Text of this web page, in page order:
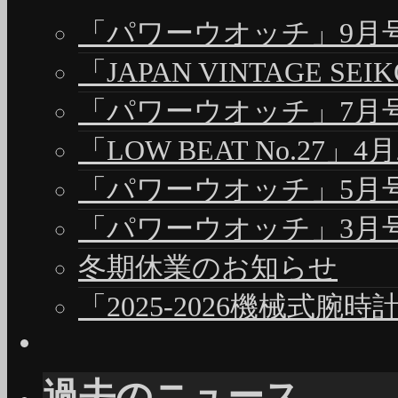
「パワーウオッチ」9月
「JAPAN VINTAGE
「パワーウオッチ」7月
「LOW BEAT No.27」4
「パワーウオッチ」5月
「パワーウオッチ」3月
冬期休業のお知らせ
「2025-2026機械式腕時